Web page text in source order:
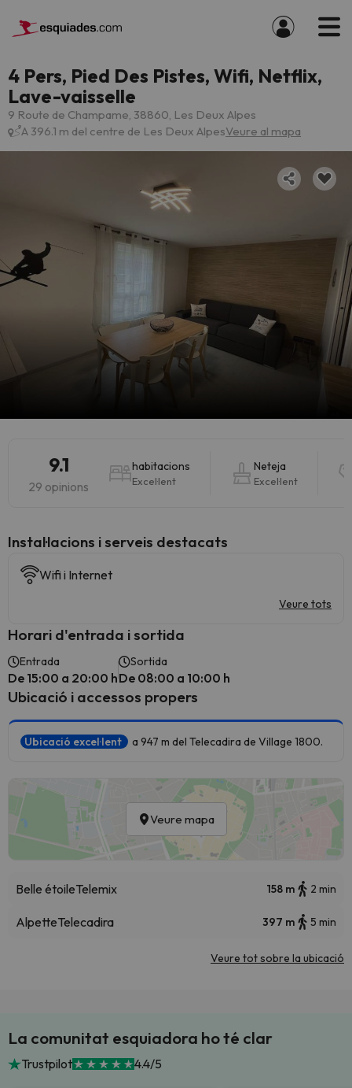
4 Pers, Pied Des Pistes, Wifi, Netflix,
Lave-vaisselle
9 Route de Champame, 38860, Les Deux Alpes
A 396.1 m del centre de Les Deux AlpesVeure al mapa
9.1
29 opinions
habitacions
Excel·lent
Neteja
Excel·lent
Instal·lacions i serveis destacats
Wifi i Internet
Veure tots
Horari d'entrada i sortida
Entrada
De 15:00 a 20:00 h
Sortida
De 08:00 a 10:00 h
Ubicació i accessos propers
Ubicació excel·lent a 947 m del Telecadira de Village 1800.
Veure mapa
Belle étoileTelemix 158 m 2 min
AlpetteTelecadira 397 m 5 min
Veure tot sobre la ubicació
La comunitat esquiadora ho té clar
Trustpilot 4.4/5